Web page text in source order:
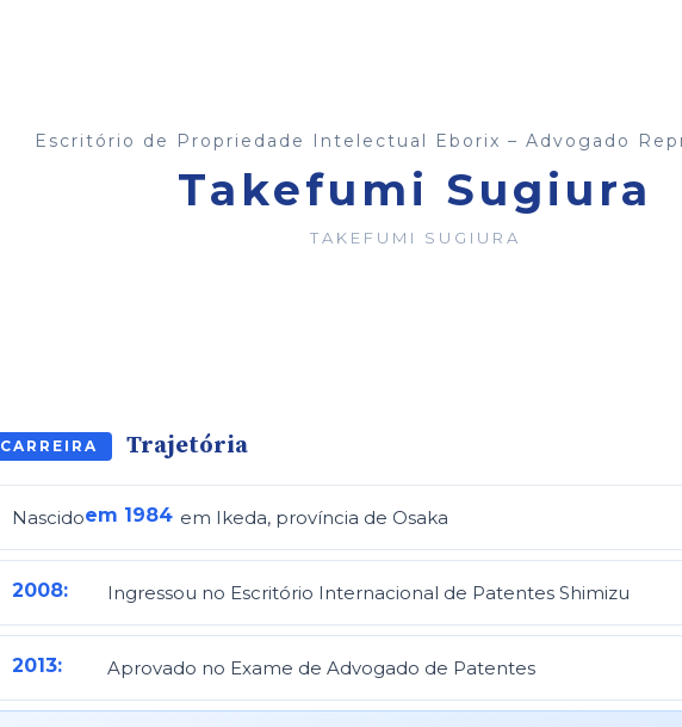
Escritório de Propriedade Intelectual Eborix – Advogado
Takefumi Sugiura
TAKEFUMI SUGIURA
CARREIRA Trajetória
Nascidoem 1984 em Ikeda, província de Osaka
2008: Ingressou no Escritório Internacional de Patentes Shimizu
2013: Aprovado no Exame de Advogado de Patentes